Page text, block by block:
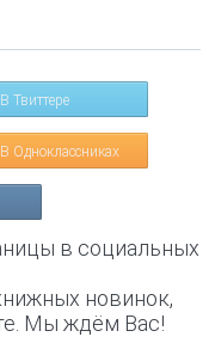
В Твиттере
В Одноклассниках
в социальных
новинок,
Мы ждём Вас!